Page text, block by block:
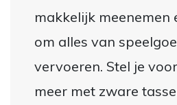
makkelijk meenemen
om alles van
vervoeren. Stel je
meer met zware